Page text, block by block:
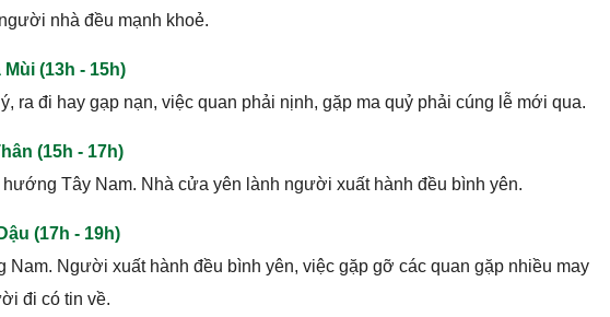
nhà đều mạnh khoẻ.
(13h - 15h)
ra đi hay gạp nạn, việc quan phải nịnh, gặp ma quỷ phải cúng lễ mới qua.
(15h - 17h)
hướng Tây Nam. Nhà cửa yên lành người xuất hành đều bình yên.
(17h - 19h)
Nam. Người xuất hành đều bình yên, việc gặp gỡ các quan gặp nhiều may
đi có tin về.